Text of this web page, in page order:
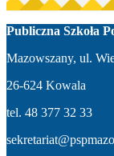
Publiczna Szkoła
Mazowszany, ul.
26-624 Kowala
tel. 48 377 32 33